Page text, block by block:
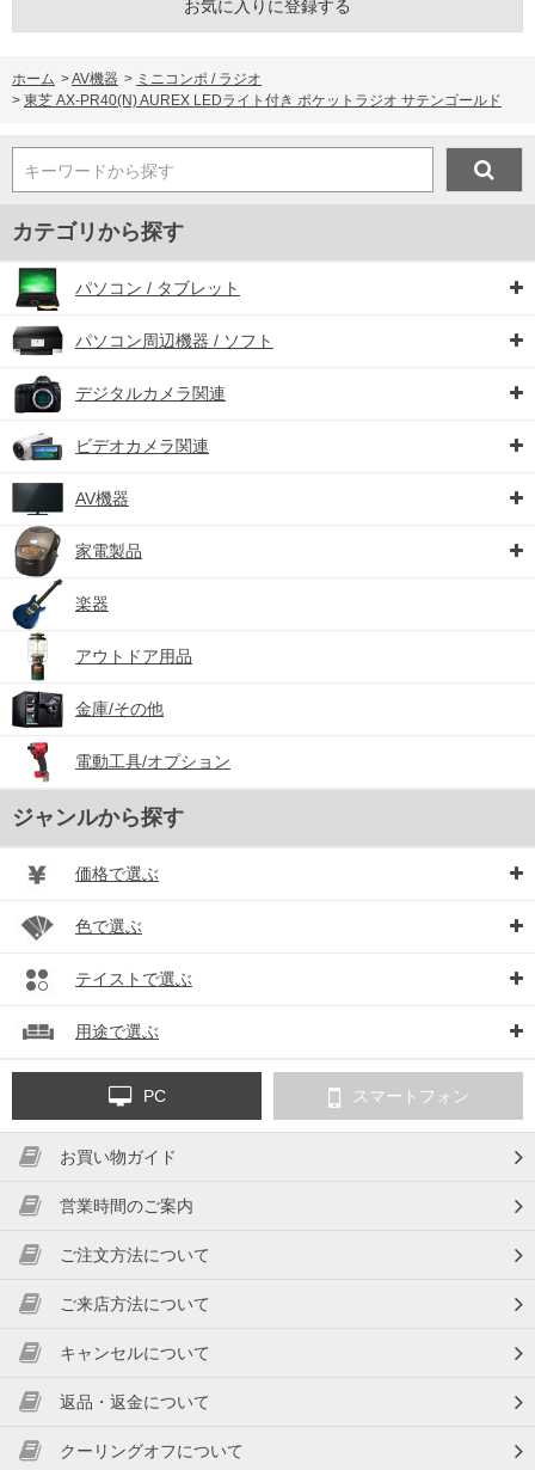
お気に入りに登録する
ホーム >AV機器 > ミニコンポ / ラジオ
> 東芝 AX-PR40(N) AUREX LEDライト付き ポケットラジオ サテンゴールド
キーワードから探す
カテゴリから探す
パソコン / タブレット
パソコン周辺機器 / ソフト
デジタルカメラ関連
ビデオカメラ関連
AV機器
家電製品
楽器
アウトドア用品
金庫/その他
電動工具/オプション
ジャンルから探す
価格で選ぶ
色で選ぶ
テイストで選ぶ
用途で選ぶ
PC スマートフォン
お買い物ガイド
営業時間のご案内
ご注文方法について
ご来店方法について
キャンセルについて
返品・返金について
クーリングオフについて